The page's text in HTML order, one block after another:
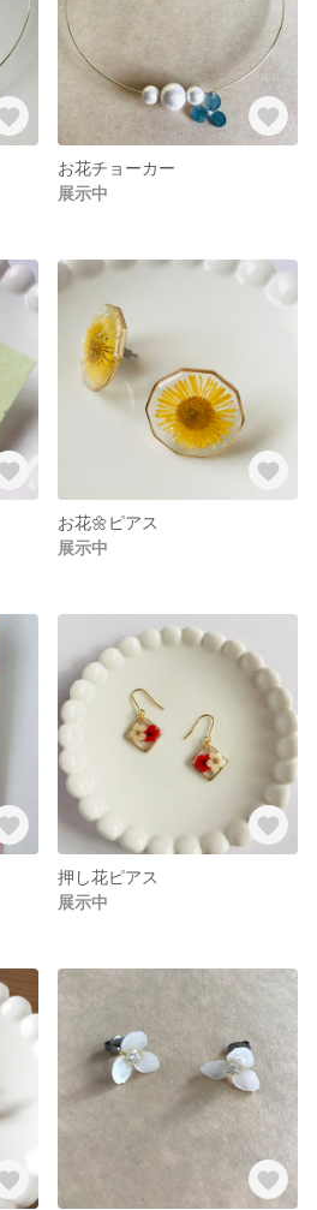
お花チョーカー
展示中
お花🌼ピアス
展示中
押し花ピアス
展示中